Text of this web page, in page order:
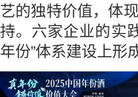
艺的独特价值，体
持。六家企业的实
年份”体系建设上形